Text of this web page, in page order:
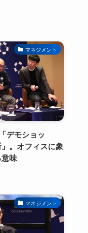
マネジメント
デモショッ
。オフィスに象
味
マネジメント